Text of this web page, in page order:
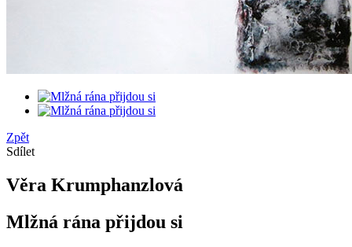
Zpět
Sdílet
Věra Krumphanzlová
Mlžná rána přijdou si